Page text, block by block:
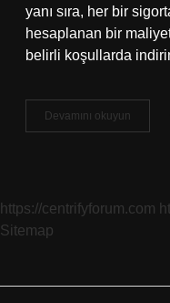
yanı sıra, her bir
hesaplanan bir
belirli koşullarda
Devamını okuyun
sigortası
?
https://centrifyforum.com
Sitemap